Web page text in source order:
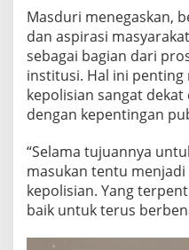
Masduri menegaskan,
dan aspirasi
sebagai bagian dari
institusi. Hal ini
kepolisian sangat
dengan kepentingan
“Selama tujuannya
masukan tentu
kepolisian. Yang
baik untuk terus